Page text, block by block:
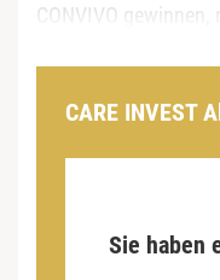
CONVIVO gewinnen,
CARE INVEST
Sie haben